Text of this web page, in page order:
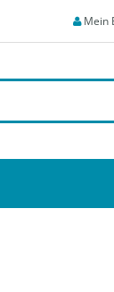
Mein